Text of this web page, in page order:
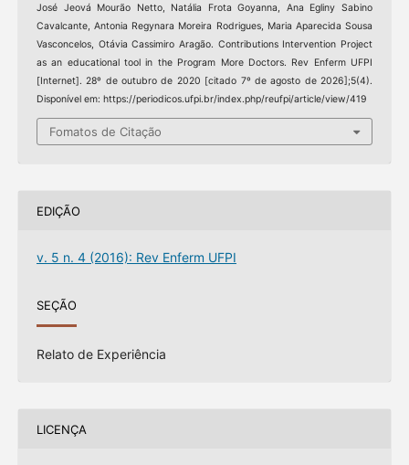
José Jeová Mourão Netto, Natália Frota Goyanna, Ana Egliny Sabino
Cavalcante, Antonia Regynara Moreira Rodrigues, Maria Aparecida Sousa
Vasconcelos, Otávia Cassimiro Aragão. Contributions Intervention Project
as an educational tool in the Program More Doctors. Rev Enferm UFPI
[Internet]. 28º de outubro de 2020 [citado 7º de agosto de 2026];5(4).
Disponível em: https://periodicos.ufpi.br/index.php/reufpi/article/view/419
Fomatos de Citação
EDIÇÃO
v. 5 n. 4 (2016): Rev Enferm UFPI
SEÇÃO
Relato de Experiência
LICENÇA